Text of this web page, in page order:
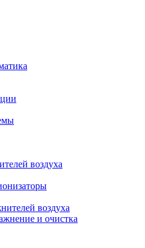
воздуха
воздуха
и очистка